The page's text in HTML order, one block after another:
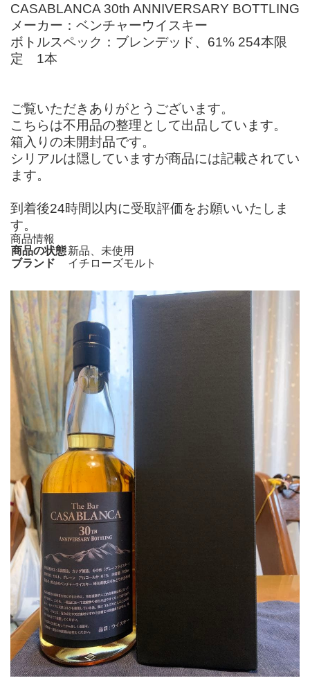
CASABLANCA 30th ANNIVERSARY BOTTLING
メーカー：ベンチャーウイスキー
ボトルスペック：ブレンデッド、61% 254本限
定 1本
ご覧いただきありがとうございます。
こちらは不用品の整理として出品しています。
箱入りの未開封品です。
シリアルは隠していますが商品には記載されてい
ます。
到着後24時間以内に受取評価をお願いいたしま
す。
商品情報
商品の状態新品、未使用
ブランド
イチローズモルト